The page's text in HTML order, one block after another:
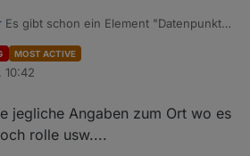
Es gibt schon ein Element "Datenpunkt
Initialvalue und Commonobject
Was meinst du genau mit "Sendto
Aus welchem Adapter hast du das?
MOST ACTIVE
10:42
jegliche Angaben zum Ort wo es
rolle usw....